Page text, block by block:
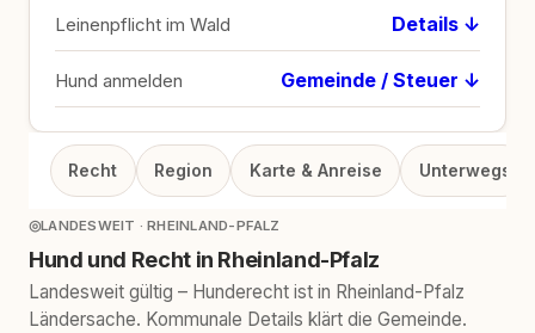
Leinenpflicht im Wald Details ↓
Hund anmelden Gemeinde / Steuer ↓
Recht Region Karte & Anreise Unterwegs
◎LANDESWEIT · RHEINLAND-PFALZ
Hund und Recht in Rheinland-Pfalz
Landesweit gültig – Hunderecht ist in Rheinland-Pfalz
Ländersache. Kommunale Details klärt die Gemeinde.